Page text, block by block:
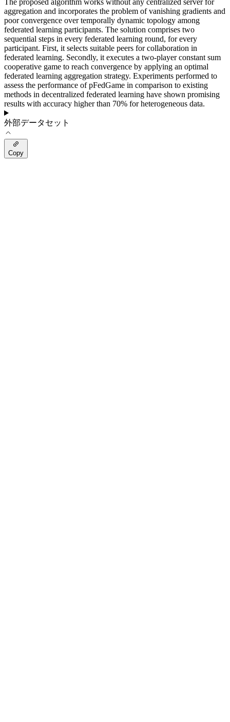
The proposed algorithm works without any centralized server for
aggregation and incorporates the problem of vanishing gradients and
poor convergence over temporally dynamic topology among
federated learning participants. The solution comprises two
sequential steps in every federated learning round, for every
participant. First, it selects suitable peers for collaboration in
federated learning. Secondly, it executes a two-player constant sum
cooperative game to reach convergence by applying an optimal
federated learning aggregation strategy. Experiments performed to
assess the performance of pFedGame in comparison to existing
methods in decentralized federated learning have shown promising
results with accuracy higher than 70% for heterogeneous data.
外部データセット
Copy